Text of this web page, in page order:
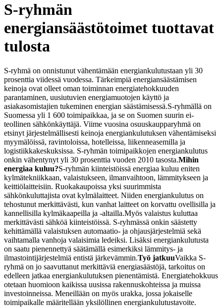
S-ryhmän
energiansäästötoimet tuottavat
tulosta
S-ryhmä on onnistunut vähentämään energiankulutustaan yli 30
prosenttia viidessä vuodessa. Tärkeimpiä energiansäästämisen
keinoja ovat olleet oman toiminnan energiatehokkuuden
parantaminen, uusiutuvien energiamuotojen käyttö ja
asiakasomistajien tukeminen energian säästämisessä.S-ryhmällä on
Suomessa yli 1 600 toimipaikkaa, ja se on Suomen suurin ei-
teollinen sähkönkäyttäjä. Viime vuosina osuuskaupparyhmä on
etsinyt järjestelmällisesti keinoja energiankulutuksen vähentämiseksi
myymälöissä, ravintoloissa, hotelleissa, liikenneasemilla ja
logistiikkakeskuksissa. S-ryhmän toimipaikkojen energiankulutus
onkin vähentynyt yli 30 prosenttia vuoden 2010 tasosta.Mihin
energiaa kuluu?S-ryhmän kiinteistöissä energiaa kuluu eniten
kylmätekniikkaan, valaistukseen, ilmanvaihtoon, lämmitykseen ja
keittiölaitteisiin. Ruokakaupoissa yksi suurimmista
sähkönkuluttajista ovat kylmälaitteet. Niiden energiankulutus on
tehostunut merkittävästi, kun vanhat laitteet on korvattu ovellisilla ja
kannellisilla kylmäkaapeilla ja -altailla.Myös valaistus kuluttaa
merkittävästi sähköä kiinteistöissä. S-ryhmässä onkin säästetty
kehittämällä valaistuksen automaatio- ja ohjausjärjestelmiä sekä
vaihtamalla vanhoja valaisimia ledeiksi. Lisäksi energiankulutusta
on saatu pienennettyä säätämällä esimerkiksi lämmitys- ja
ilmastointijärjestelmiä entistä järkevämmin.Työ jatkuuVaikka S-
ryhmä on jo saavuttanut merkittäviä energiasäästöjä, tarkoitus on
edelleen jatkaa energiankulutuksen pienentämistä. Energiatehokkuus
otetaan huomioon kaikissa uusissa rakennuskohteissa ja muissa
investoinneissa. Meneillään on myös urakka, jossa jokaiselle
toimipaikalle määritellään yksilöllinen energiankulutustavoite.